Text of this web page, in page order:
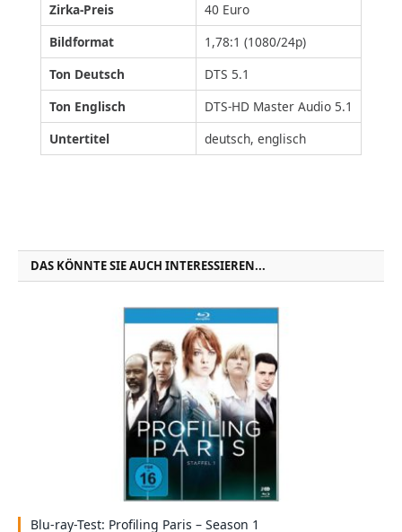
Zirka-Preis
40 Euro
Bildformat
1,78:1 (1080/24p)
Ton Deutsch
DTS 5.1
Ton Englisch
DTS-HD Master Audio 5.1
Untertitel
deutsch, englisch
DAS KÖNNTE SIE AUCH INTERESSIEREN...
Blu-ray-Test: Profiling Paris – Season 1